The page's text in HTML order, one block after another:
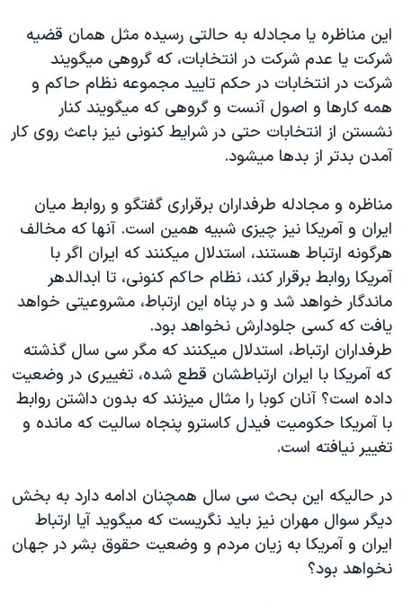
علم و فناوری
اسرائیل در جنگ
گالری عکس
آرشیو پخش زنده
رمز مهسا
ورزش زنان در ایران
اعتراضات زن، زندگی، آزادی
مجموعه مستندهای دادخواهی
دادگاه حمید نوری
چهل سال گروگان‌گیری
قانون شفافیت دارائی کادر رهبری ایران
اعتراضات مردمی آبان ۹۸
اسرائیل در جنگ
نرگس محمدی برنده جایزه نوبل صلح
همایش محافظه‌کاران آمریکا «سی‌پک»
صفحه‌های ویژه
زبانهای مختلف
این مناظره یا مجادله به حالتی رسیده مثل همان قضیه
شرکت یا عدم شرکت در انتخابات، که گروهی میگویند
شرکت در انتخابات در حکم تایید مجموعه نظام حاکم و
همه کارها و اصول آنست و گروهی که میگویند کنار
نشستن از انتخابات حتی در شرایط کنونی نیز باعث روی کار
آمدن بدتر از بدها میشود.
مناظره و مجادله طرفداران برقراری گفتگو و روابط میان
ایران و آمریکا نیز چیزی شبیه همین است. آنها که مخالف
هرگونه ارتباط هستند، استدلال میکنند که ایران اگر با
آمریکا روابط برقرار کند، نظام حاکم کنونی، تا ابدالدهر
ماندگار خواهد شد و در پناه این ارتباط، مشروعیتی خواهد
یافت که کسی جلودارش نخواهد بود.
طرفداران ارتباط، استدلال میکنند که مگر سی سال گذشته
که آمریکا با ایران ارتباطشان قطع شده، تغییری در وضعیت
داده است؟ آنان کوبا را مثال میزنند که بدون داشتن روابط
با آمریکا حکومیت فیدل کاسترو پنجاه سالیت که مانده و
تغییر نیافته است.
در حالیکه این بحث سی سال همچنان ادامه دارد به بخش
دیگر سوال مهران نیز باید نگریست که میگوید آیا ارتباط
ایران و آمریکا به زیان مردم و وضعیت حقوق بشر در جهان
نخواهد بود؟